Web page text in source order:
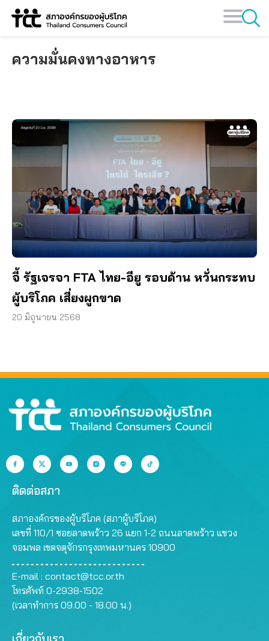
Skip
ความมั่นคงทางอาหาร
จี้ รัฐเจรจา FTA ไทย-อียู รอบด้าน หวั่นกระทบ
ผู้บริโภค เสี่ยงผูกขาด
20 มิถุนายน 2568
ติดต่อสภา
สภาองค์กรของผู้บริโภค (สภาผู้บริโภค)
เลขที่ 110/1 ซอยลาดพร้าว 26 แยก 1-2 ถนนลาดพร้าว แขวง
จอมพล เขตจตุจักรกรุงเทพมหานคร 10900
E-mail : contact@tcc.or.th
โทรศัพท์ 0-2938-1502
(เวลาทำการ 09.00 - 18.00 น.)